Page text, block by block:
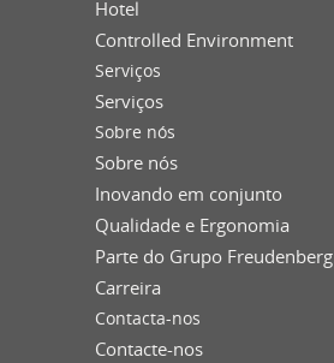
Hotel
Controlled Environment
Serviços
Serviços
Sobre nós
Sobre nós
Inovando em conjunto
Qualidade e Ergonomia
Parte do Grupo Freudenberg
Carreira
Contacta-nos
Contacte-nos